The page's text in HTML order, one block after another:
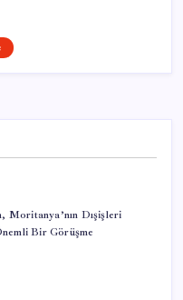
Moritanya’nın Dışişleri
Bir Görüşme